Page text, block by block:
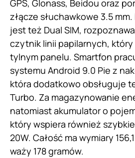
GPS, Glonass, Beidou oraz
złącze słuchawkowe 3.5
jest też Dual SIM,
czytnik linii papilarnych,
tylnym panelu. Smartfon
systemu Android 9.0 Pie z
która dodatkowo obsługuje
Turbo. Za magazynowanie
natomiast akumulator o
który wspiera również
20W. Całość ma wymiary
waży 178 gramów.